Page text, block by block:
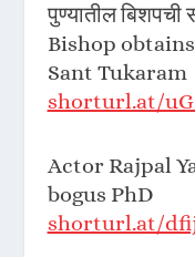
पुण्यातील बिशपची
Bishop
Sant Tukaram
shorturl.at/
Actor Rajpal
bogus PhD
shorturl.at/